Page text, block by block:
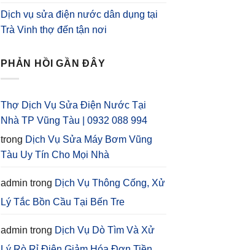
Dịch vụ sửa điện nước dân dụng tại
Trà Vinh thợ đến tận nơi
PHẢN HỒI GẦN ĐÂY
Thợ Dịch Vụ Sửa Điện Nước Tại
Nhà TP Vũng Tàu | 0932 088 994
trong Dịch Vụ Sửa Máy Bơm Vũng
Tàu Uy Tín Cho Mọi Nhà
admin trong Dịch Vụ Thông Cống, Xử
Lý Tắc Bồn Cầu Tại Bến Tre
admin trong Dịch Vụ Dò Tìm Và Xử